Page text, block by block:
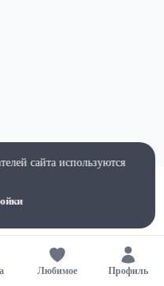
Любимое Профиль
сайта используются